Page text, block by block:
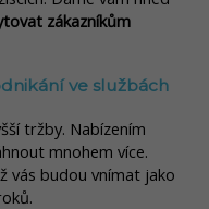
zákazníkům
ve službách
tržby. Nabízením
mnohem více.
vás budou vnímat jako